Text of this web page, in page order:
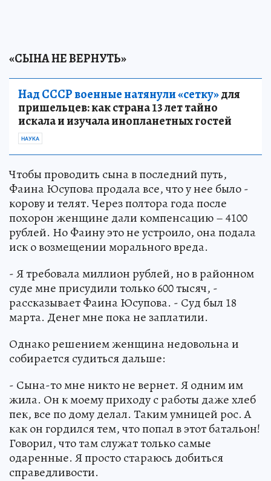
«СЫНА НЕ ВЕРНУТЬ»
Над СССР военные натянули «сетку»для
пришельцев: как страна 13 лет тайно
искала и изучала инопланетных гостей
НАУКА
Чтобы проводить сына в последний путь,
Фаина Юсупова продала все, что у нее было -
корову и телят. Через пол­тора года после
похорон женщине дали компенсацию – 4100
рублей. Но Фаину это не устроило, она подала
иск о воз­мещении морального вреда.
- Я требовала миллион рублей, но в районном
суде мне присудили только 600 тысяч, -
рассказывает Фаина Юсу­пова. - Суд был 18
марта. Денег мне по­ка не заплатили.
Однако решением женщина недо­вольна и
собирается судиться дальше:
- Сына-то мне никто не вернет. Я одним им
жила. Он к моему приходу с работы даже хлеб
пек, все по дому де­лал. Таким умницей рос. А
как он гор­дился тем, что попал в этот батальон!
Говорил, что там служат только самые
одаренные. Я просто стараюсь добить­ся
справедливости.